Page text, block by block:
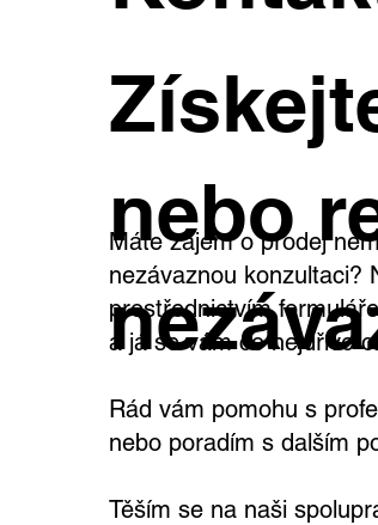
velkým pozemkem a
širokými možnostmi
nebo
Máte zájem o prodej
nezávaznou konzultaci?
prostřednictvím
a já se vám co nejdříve
Rád vám pomohu s
nebo poradím s dalším
Těším se na naši